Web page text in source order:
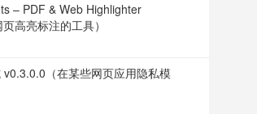
– PDF & Web Highlighter
高亮标注的工具）
v0.3.0.0（在某些网页应用隐私模